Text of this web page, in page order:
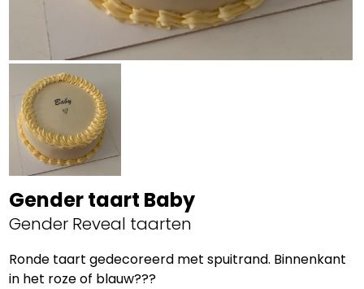
Gender taart Baby
Gender Reveal taarten
Ronde taart gedecoreerd met spuitrand. Binnenkant
in het roze of blauw???